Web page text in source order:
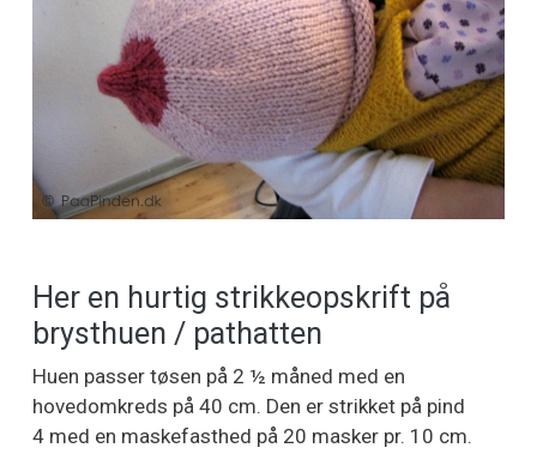
Her en hurtig strikkeopskrift på
brysthuen / pathatten
Huen passer tøsen på 2 ½ måned med en
hovedomkreds på 40 cm. Den er strikket på pind
4 med en maskefasthed på 20 masker pr. 10 cm.